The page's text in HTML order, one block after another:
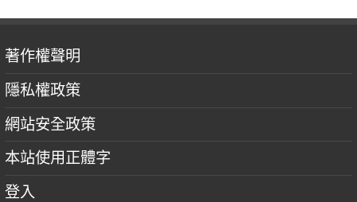
著作權聲明
隱私權政策
網站安全政策
本站使用正體字
登入